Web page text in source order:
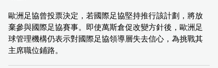
歐洲足協曾投票決定，若國際足協堅持推行該計劃，將放
棄參與國際足協賽事。即使萬斯倉促改變方針後，歐洲足
球管理機構仍表示對國際足協領導層失去信心，為挑戰其
主席職位鋪路。